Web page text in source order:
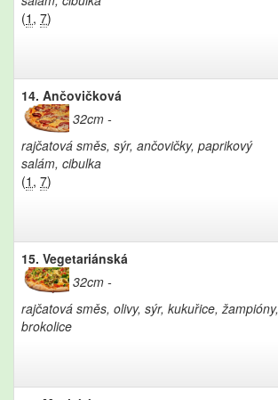
(1 , 7)
14. Ančovičková
32cm
rajčatová směs, sýr, ančovičky, paprikový
salám, cibulka
(1 , 7)
15. Vegetariánská
32cm
rajčatová směs, olivy, sýr, kukuřice, žampióny,
brokolice